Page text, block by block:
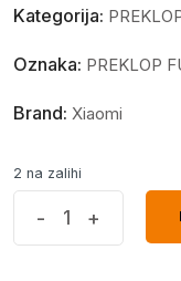
Kategorija:
Oznaka: PREKLOP
Brand: Xiaomi
2 na zalihi
- +